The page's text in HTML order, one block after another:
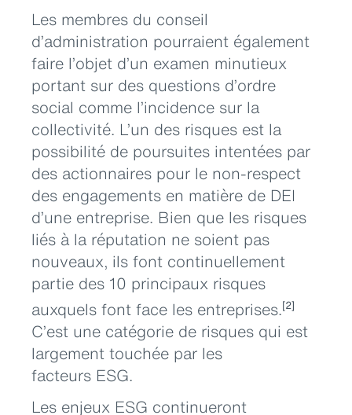
Les membres du conseil
d’administration pourraient également
faire l’objet d’un examen minutieux
portant sur des questions d’ordre
social comme l’incidence sur la
collectivité. L’un des risques est la
possibilité de poursuites intentées par
des actionnaires pour le non-respect
des engagements en matière de DEI
d’une entreprise. Bien que les risques
liés à la réputation ne soient pas
nouveaux, ils font continuellement
partie des 10 principaux risques
auxquels font face les entreprises.[2]
C’est une catégorie de risques qui est
largement touchée par les
facteurs ESG.
Les enjeux ESG continueront